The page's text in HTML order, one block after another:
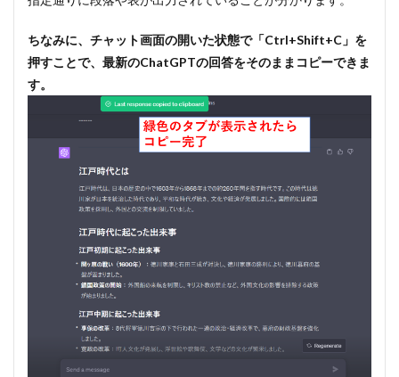
ちなみに、チャット画面の開いた状態で「Ctrl+Shift+C」を
押すことで、最新のChatGPTの回答をそのままコピーできま
す。